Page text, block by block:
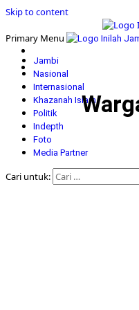
Skip to content
Primary Menu
Jambi
Nasional
Internasional
Khazanah Islam
Politik
Indepth
Foto
Media Partner
Cari untuk: